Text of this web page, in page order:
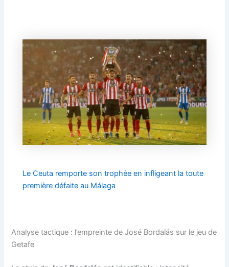
Le Ceuta remporte son trophée en infligeant la toute
première défaite au Málaga
Analyse tactique : l’empreinte de José Bordalás sur le jeu de
Getafe